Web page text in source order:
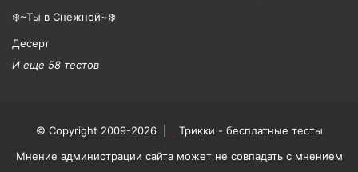
❄️~Ты в Снежной~❄️
Десерт
И еще 58 тестов
© Copyright 2009-2026 |
Трикки - бесплатные тесты
Мнение администрации сайта может не совпадать с мнением